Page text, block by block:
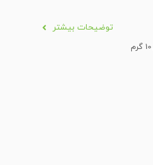
توضیحات بیشتر